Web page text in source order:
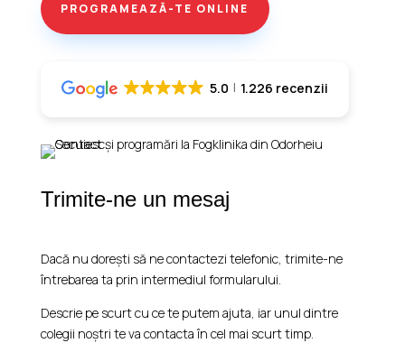
PROGRAMEAZĂ-TE ONLINE
5.0 1.226 recenzii
Trimite-ne un mesaj
Dacă nu dorești să ne contactezi telefonic, trimite-ne
întrebarea ta prin intermediul formularului.
Descrie pe scurt cu ce te putem ajuta, iar unul dintre
colegii noștri te va contacta în cel mai scurt timp.